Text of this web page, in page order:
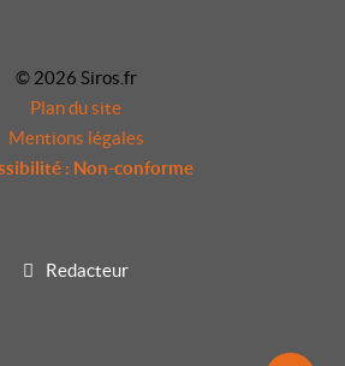
© 2026 Siros.fr
Plan du site
Mentions légales
: Non-conforme
Redacteur